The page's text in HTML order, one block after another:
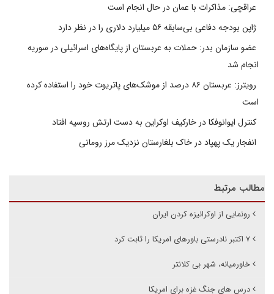
عراقچی: مذاکرات با عمان در حال انجام است
ژاپن بودجه دفاعی بی‌سابقه ۵۶ میلیارد دلاری را در نظر دارد
عضو سازمان بدر: حملات به عربستان از پایگاه‌های اسرائیلی در سوریه
انجام شد
رویترز: عربستان ۸۶ درصد از موشک‌های پاتریوت خود را استفاده کرده
است
کنترل ایوانوفکا در خارکیف اوکراین به دست ارتش روسیه افتاد
انفجار یک پهپاد در خاک بلغارستان نزدیک مرز رومانی
مطالب مرتبط
رونمایی از اوکرانیزه کردن ایران
۷ اکتبر نادرستی باورهای امریکا را ثابت کرد
خاورمیانه، شهر بی کلانتر
درس های جنگ غزه برای امریکا